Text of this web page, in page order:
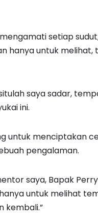
setiap
hanya untuk melihat,
saya sadar,
ini.
untuk menciptakan
pengalaman.
saya, Bapak
untuk melihat
kembali.”